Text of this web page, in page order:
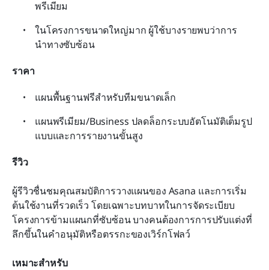
พรีเมียม
ในโครงการขนาดใหญ่มาก ผู้ใช้บางรายพบว่าการ
นำทางซับซ้อน
ราคา
แผนพื้นฐานฟรีสำหรับทีมขนาดเล็ก
แผนพรีเมียม/Business ปลดล็อกระบบอัตโนมัติเต็มรูป
แบบและการรายงานขั้นสูง
รีวิว
ผู้รีวิวชื่นชมคุณสมบัติการวางแผนของ Asana และการเริ่ม
ต้นใช้งานที่รวดเร็ว โดยเฉพาะบทบาทในการจัดระเบียบ
โครงการข้ามแผนกที่ซับซ้อน บางคนต้องการการปรับแต่งที่
ลึกขึ้นในคำอนุมัติหรือตรรกะของเวิร์กโฟลว์
เหมาะสำหรับ